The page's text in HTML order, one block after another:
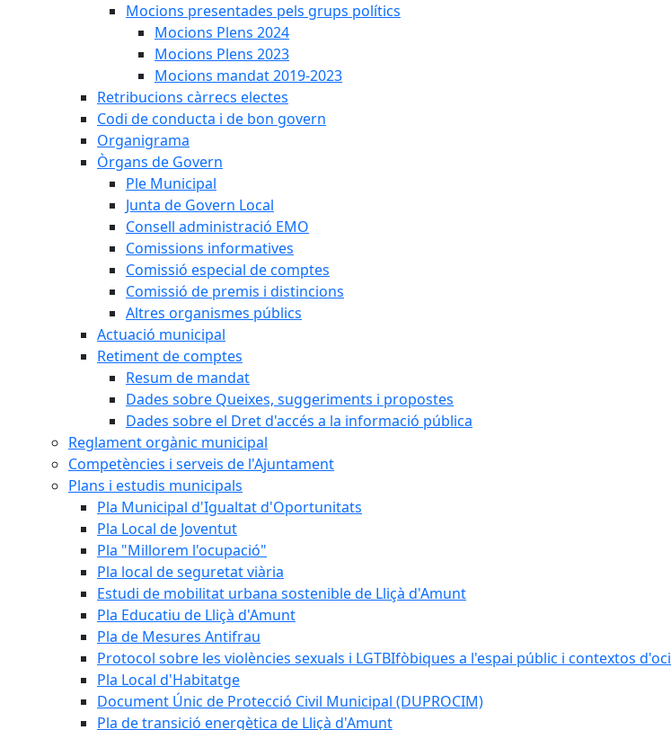
Mocions presentades pels grups polítics
Mocions Plens 2024
Mocions Plens 2023
Mocions mandat 2019-2023
Retribucions càrrecs electes
Codi de conducta i de bon govern
Organigrama
Òrgans de Govern
Ple Municipal
Junta de Govern Local
Consell administració EMO
Comissions informatives
Comissió especial de comptes
Comissió de premis i distincions
Altres organismes públics
Actuació municipal
Retiment de comptes
Resum de mandat
Dades sobre Queixes, suggeriments i propostes
Dades sobre el Dret d'accés a la informació pública
Reglament orgànic municipal
Competències i serveis de l'Ajuntament
Plans i estudis municipals
Pla Municipal d'Igualtat d'Oportunitats
Pla Local de Joventut
Pla "Millorem l'ocupació"
Pla local de seguretat viària
Estudi de mobilitat urbana sostenible de Lliçà d'Amunt
Pla Educatiu de Lliçà d'Amunt
Pla de Mesures Antifrau
Protocol sobre les violències sexuals i LGTBIfòbiques a l'espai públic i contextos d'oci
Pla Local d'Habitatge
Document Únic de Protecció Civil Municipal (DUPROCIM)
Pla de transició energètica de Lliçà d'Amunt